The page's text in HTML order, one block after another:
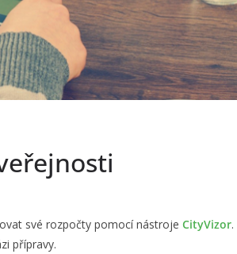
své rozpočty pomocí nástroje CityVizor.
přípravy.